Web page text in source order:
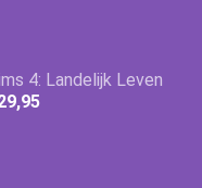
4: Landelijk Leven